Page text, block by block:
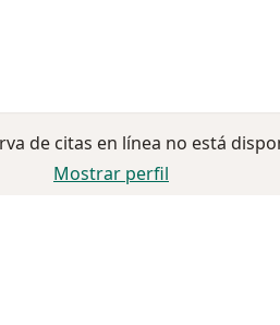
de citas en línea no está
Mostrar perfil